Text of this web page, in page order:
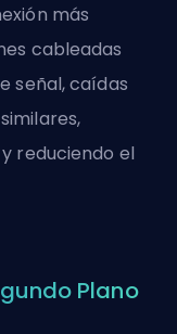
más
cableadas
señal, caídas
reduciendo el
Plano